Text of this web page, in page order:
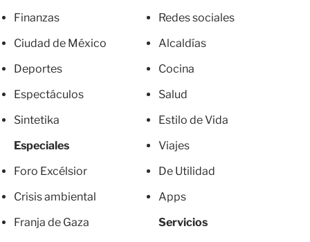
Finanzas
Ciudad de México
Deportes
Espectáculos
Sintetika
Especiales
Foro Excélsior
Crisis ambiental
Franja de Gaza
Redes sociales
Alcaldías
Cocina
Salud
Estilo de Vida
Viajes
De Utilidad
Apps
Servicios